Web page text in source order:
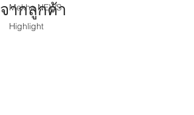
Mekha NEWS
Highlight
จากลูกค้า